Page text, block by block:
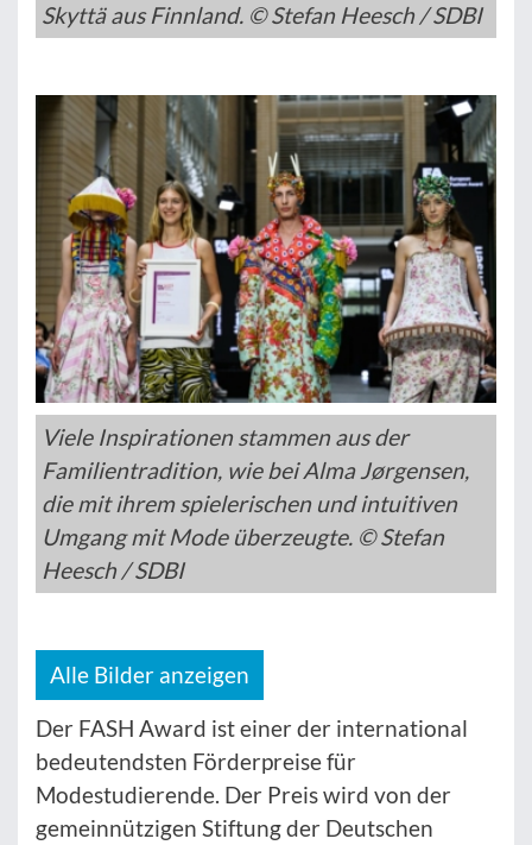
Skyttä aus Finnland. © Stefan Heesch / SDBI
Viele Inspirationen stammen aus der
Familientradition, wie bei Alma Jørgensen,
die mit ihrem spielerischen und intuitiven
Umgang mit Mode überzeugte. © Stefan
Heesch / SDBI
Alle Bilder anzeigen
Der FASH Award ist einer der international
bedeutendsten Förderpreise für
Modestudierende. Der Preis wird von der
gemeinnützigen Stiftung der Deutschen